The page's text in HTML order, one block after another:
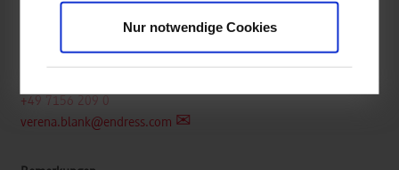
Nur notwendige Cookies
+49 7156 209 0
verena.blank@endress.com